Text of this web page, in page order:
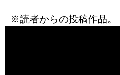
※読者からの投稿作品